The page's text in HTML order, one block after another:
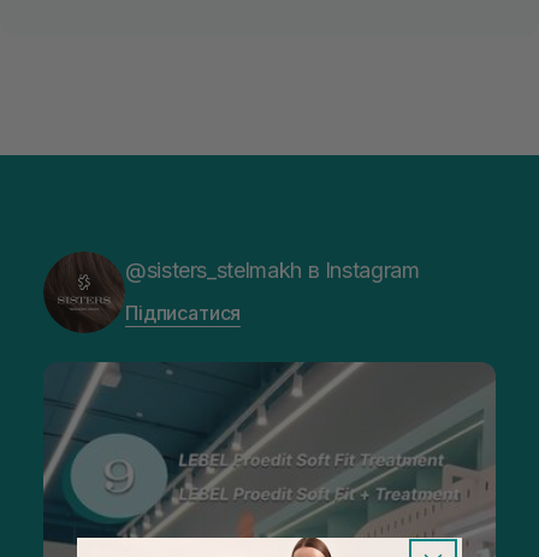
@sisters_stelmakh в Instagram
Підписатися